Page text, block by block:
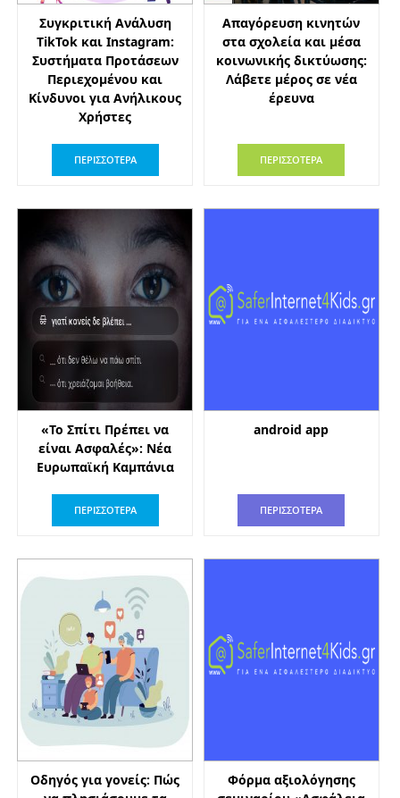
Συγκριτική Ανάλυση
TikTok και Instagram:
Συστήματα Προτάσεων
Περιεχομένου και
Κίνδυνοι για Ανήλικους
Χρήστες
ΠΕΡΙΣΣΟΤΕΡΑ
Απαγόρευση κινητών
στα σχολεία και μέσα
κοινωνικής δικτύωσης:
Λάβετε μέρος σε νέα
έρευνα
ΠΕΡΙΣΣΟΤΕΡΑ
«Το Σπίτι Πρέπει να
είναι Ασφαλές»: Νέα
Ευρωπαϊκή Καμπάνια
ΠΕΡΙΣΣΟΤΕΡΑ
android app
ΠΕΡΙΣΣΟΤΕΡΑ
Οδηγός για γονείς: Πώς
Φόρμα αξιολόγησης